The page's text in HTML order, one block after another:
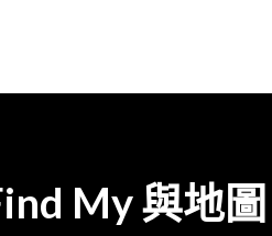
My 與地圖